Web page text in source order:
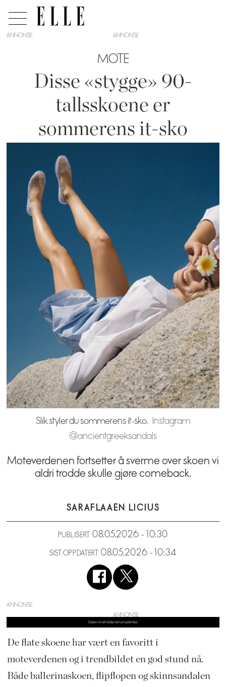
ANNONSE
MOTE
Disse «stygge» 90-
tallsskoene er
sommerens it-sko
Slik styler du sommerens it-sko. Instagram
@ancientgreeksandals
Moteverdenen fortsetter å sverme over skoen vi
aldri trodde skulle gjøre comeback.
SARAFLAAEN LICIUS
PUBLISERT 08.05.2026 - 10:30
SIST OPPDATERT 08.05.2026 - 10:34
ANNONSE
De flate skoene har vært en favoritt i
moteverdenen og i trendbildet en god stund nå.
Både ballerinaskoen, flipflopen og skinnsandalen